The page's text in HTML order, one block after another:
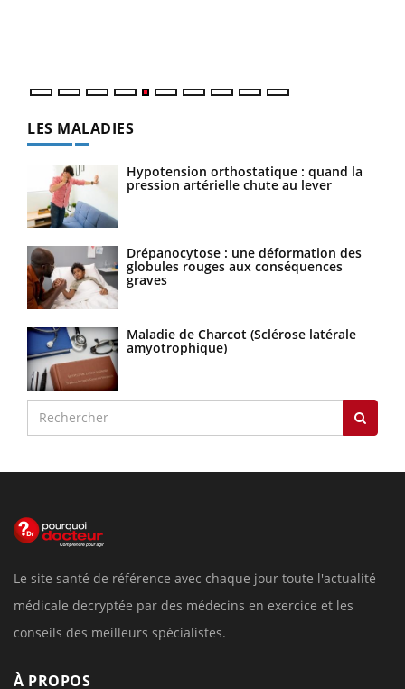
LES MALADIES
Hypotension orthostatique : quand la
pression artérielle chute au lever
Drépanocytose : une déformation des
globules rouges aux conséquences
graves
Maladie de Charcot (Sclérose latérale
amyotrophique)
Le site santé de référence avec chaque jour toute l'actualité
médicale decryptée par des médecins en exercice et les
conseils des meilleurs spécialistes.
À PROPOS